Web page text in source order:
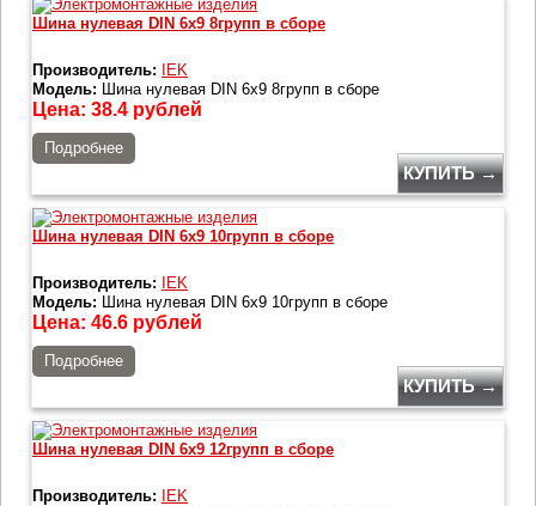
Шина нулевая DIN 6х9 8групп в сборе
Производитель:
IEK
Модель: Шина нулевая DIN 6х9 8групп в сборе
Цена: 38.4 рублей
Подробнее
КУПИТЬ →
Шина нулевая DIN 6х9 10групп в сборе
Производитель:
IEK
Модель: Шина нулевая DIN 6х9 10групп в сборе
Цена: 46.6 рублей
Подробнее
КУПИТЬ →
Шина нулевая DIN 6х9 12групп в сборе
Производитель:
IEK